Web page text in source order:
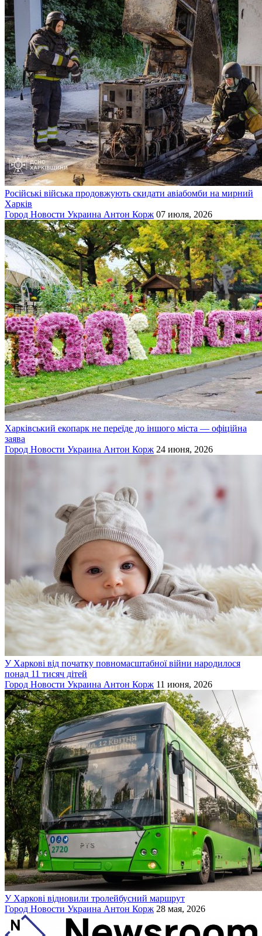
Російські війська продовжують скидати авіабомби на мирний
Харків
Город Новости Украина Антон Корж 07 июля, 2026
Харківський екопарк не переїде до іншого міста — офіційна
заява
Город Новости Украина Антон Корж 24 июня, 2026
У Харкові від початку повномасштабної війни народилося
понад 11 тисяч дітей
Город Новости Украина Антон Корж 11 июня, 2026
У Харкові відновили тролейбусний маршрут
Город Новости Украина Антон Корж 28 мая, 2026